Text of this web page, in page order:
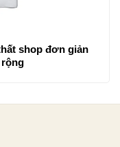
shop đơn giản
rộng